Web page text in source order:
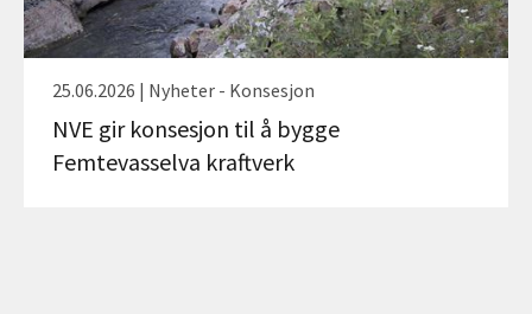
25.06.2026 | Nyheter - Konsesjon
NVE gir konsesjon til å bygge
Femtevasselva kraftverk